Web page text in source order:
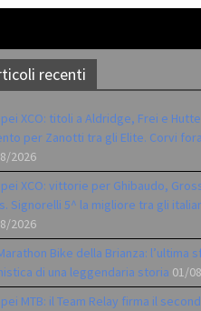
recenti
XCO: titoli a Aldridge, Frei e
per Zanotti tra gli Elite. Corvi
2026
XCO: vittorie per Ghibaudo,
Signorelli 5^ la migliore tra gli
2026
Bike della Brianza: l’ultima
di una leggendaria storia 01/
MTB: il Team Relay firma il